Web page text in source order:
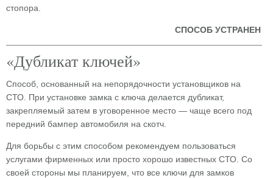
стопора.
СПОСОБ УСТРАНЕН
«Дубликат ключей»
Способ, основанный на непорядочности установщиков на
СТО. При установке замка с ключа делается дубликат,
закрепляемый затем в уговоренное место — чаще всего под
передний бампер автомобиля на скотч.
Для борьбы с этим способом рекомендуем пользоваться
услугами фирменных или просто хорошо известных СТО. Со
своей стороны мы планируем, что все ключи для замков